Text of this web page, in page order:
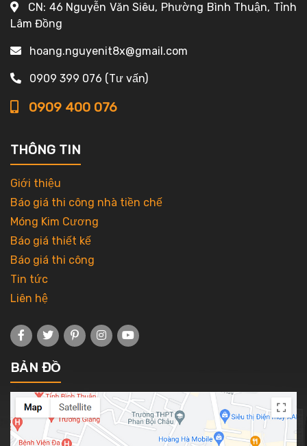
CN: 46 Nguyễn Văn Siêu, Phường Bình Thuận, Tỉnh
Lâm Đồng
hoang.nguyenit8x@gmail.com
0909 399 076 (Tư vấn)
0909 400 076
THÔNG TIN
Giới thiệu
Báo giá thi công nhà tiền chế
Móng Kim Cương
Báo giá thiết kế
Báo giá thi công
Tin tức
Liên hệ
BẢN ĐỒ